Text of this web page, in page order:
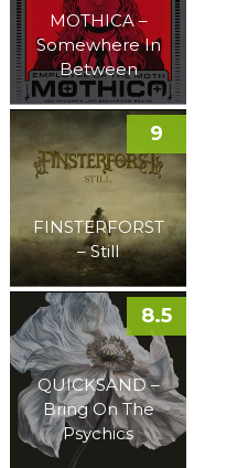
MOTHICA –
Somewhere In
Between
FINSTERFORST
– Still
9
QUICKSAND –
Bring On The
Psychics
8.5